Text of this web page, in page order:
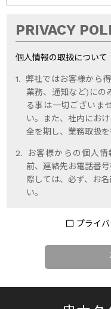
PRIVACY
個人情報の取扱について
弊社ではお客様から
業務、通知など)にの
る事は一切ございま
い。また、社内にお
全を期し、業務取扱を
お客様からの個人
前、連絡先お電話番
際しては、必ず、お
い。
プライ